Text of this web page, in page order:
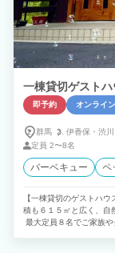
一棟貸切ゲスト
即予約 オンライ
群馬 伊香保・ 渋川
定員 2〜8名
バーベキュー ペ
【一棟貸切のゲストハ
積も６１５㎡と広く、自
最大定員８名でご家族